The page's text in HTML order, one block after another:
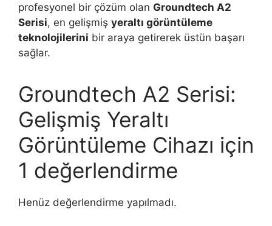
profesyonel bir çözüm olan Groundtech A2
Serisi, en gelişmiş yeraltı görüntüleme
teknolojilerini bir araya getirerek üstün başarı
sağlar.
Groundtech A2 Serisi:
Gelişmiş Yeraltı
Görüntüleme Cihazı için
1 değerlendirme
Henüz değerlendirme yapılmadı.